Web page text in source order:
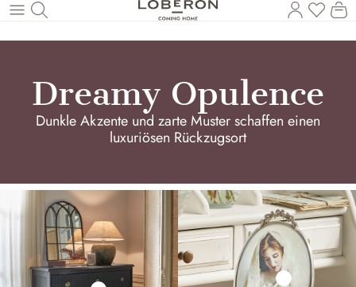
Zum Hauptinhalt springen
Du
Dreamy Opulence
Dunkle Akzente und zarte Muster schaffen einen
luxuriösen Rückzugsort